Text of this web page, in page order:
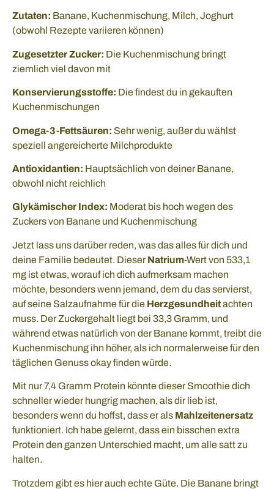
Zutaten: Banane, Kuchenmischung, Milch, Joghurt
(obwohl Rezepte variieren können)
Zugesetzter Zucker: Die Kuchenmischung bringt
ziemlich viel davon mit
Konservierungsstoffe: Die findest du in gekauften
Kuchenmischungen
Omega-3-Fettsäuren: Sehr wenig, außer du wählst
speziell angereicherte Milchprodukte
Antioxidantien: Hauptsächlich von deiner Banane,
obwohl nicht reichlich
Glykämischer Index: Moderat bis hoch wegen des
Zuckers von Banane und Kuchenmischung
Jetzt lass uns darüber reden, was das alles für dich und
deine Familie bedeutet. DieserNatrium-Wert von 533,1
mg ist etwas, worauf ich dich aufmerksam machen
möchte, besonders wenn jemand, dem du das servierst,
auf seine Salzaufnahme für die Herzgesundheitachten
muss. Der Zuckergehalt liegt bei 33,3 Gramm, und
während etwas natürlich von der Banane kommt, treibt die
Kuchenmischung ihn höher, als ich normalerweise für den
täglichen Genuss okay finden würde.
Mit nur 7,4 Gramm Protein könnte dieser Smoothie dich
schneller wieder hungrig machen, als dir lieb ist,
besonders wenn du hoffst, dass er als Mahlzeitenersatz
funktioniert. Ich habe gelernt, dass ein bisschen extra
Protein den ganzen Unterschied macht, um alle satt zu
halten.
Trotzdem gibt es hier auch echte Güte. Die Banane bringt